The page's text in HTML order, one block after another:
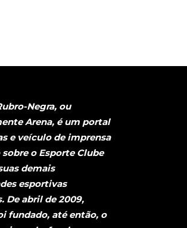
Negra, ou
Arena, é um portal
e veículo de imprensa
o Esporte Clube
demais
esportivas
De abril de 2009,
fundado, até então, o